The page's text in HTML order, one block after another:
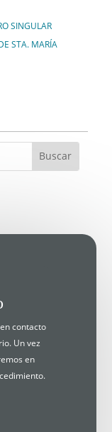
SINGULAR
STA. MARÍA
contacto
Un vez
en